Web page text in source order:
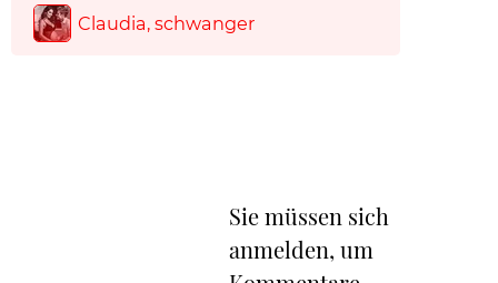
Claudia, schwanger
Sie müssen sich
anmelden, um